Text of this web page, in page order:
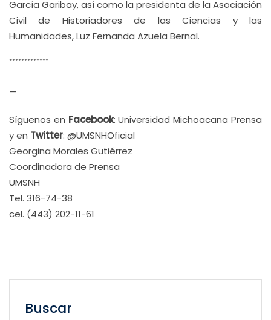
García Garibay, así como la presidenta de la Asociación
Civil de Historiadores de las Ciencias y las
Humanidades, Luz Fernanda Azuela Bernal.
*************
—
Síguenos en Facebook: Universidad Michoacana Prensa
y en Twitter: @UMSNHOficial
Georgina Morales Gutiérrez
Coordinadora de Prensa
UMSNH
Tel. 316-74-38
cel. (443) 202-11-61
Buscar